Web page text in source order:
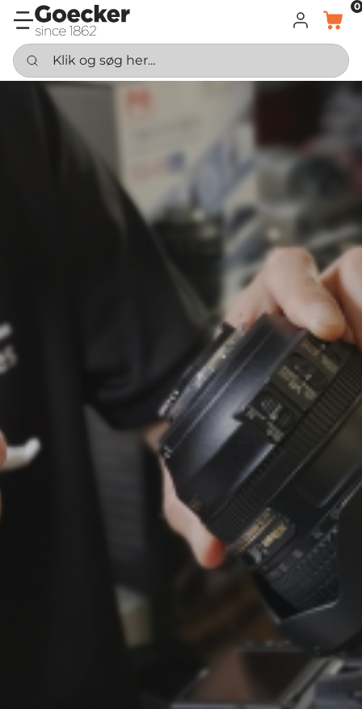
LOG INDKURV
0
Klik og søg her...